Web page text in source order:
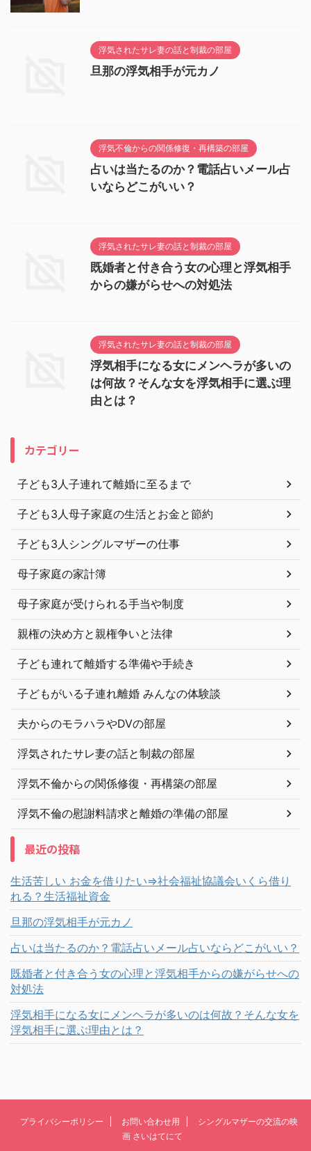
浮気されたサレ妻の話と制裁の部屋
旦那の浮気相手が元カノ
浮気不倫からの関係修復・再構築の部屋
占いは当たるのか？電話占いメール占
いならどこがいい？
浮気されたサレ妻の話と制裁の部屋
既婚者と付き合う女の心理と浮気相手
からの嫌がらせへの対処法
浮気されたサレ妻の話と制裁の部屋
浮気相手になる女にメンヘラが多いの
は何故？そんな女を浮気相手に選ぶ理
由とは？
カテゴリー
子ども3人子連れて離婚に至るまで
子ども3人母子家庭の生活とお金と節約
子ども3人シングルマザーの仕事
母子家庭の家計簿
母子家庭が受けられる手当や制度
親権の決め方と親権争いと法律
子ども連れて離婚する準備や手続き
子どもがいる子連れ離婚 みんなの体験談
夫からのモラハラやDVの部屋
浮気されたサレ妻の話と制裁の部屋
浮気不倫からの関係修復・再構築の部屋
浮気不倫の慰謝料請求と離婚の準備の部屋
最近の投稿
生活苦しい お金を借りたい⇒社会福祉協議会いくら借り
れる？生活福祉資金
旦那の浮気相手が元カノ
占いは当たるのか？電話占いメール占いならどこがいい？
既婚者と付き合う女の心理と浮気相手からの嫌がらせへの
対処法
浮気相手になる女にメンヘラが多いのは何故？そんな女を
浮気相手に選ぶ理由とは？
プライバシーポリシー お問い合わせ用
シングルマザーの交流の映
画 さいはてにて